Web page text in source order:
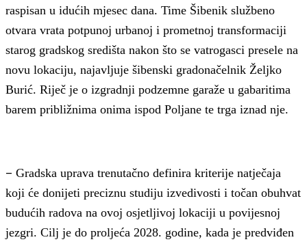
raspisan u idućih mjesec dana. Time Šibenik službeno
otvara vrata potpunoj urbanoj i prometnoj transformaciji
starog gradskog središta nakon što se vatrogasci presele na
novu lokaciju, najavljuje šibenski gradonačelnik Željko
Burić. Riječ je o izgradnji podzemne garaže u gabaritima
barem približnima onima ispod Poljane te trga iznad nje.
– Gradska uprava trenutačno definira kriterije natječaja
koji će donijeti preciznu studiju izvedivosti i točan obuhvat
budućih radova na ovoj osjetljivoj lokaciji u povijesnoj
jezgri. Cilj je do proljeća 2028. godine, kada je predviđen